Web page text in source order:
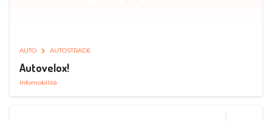
AUTO AUTOSTRADE
Autovelox!
Infomobilità